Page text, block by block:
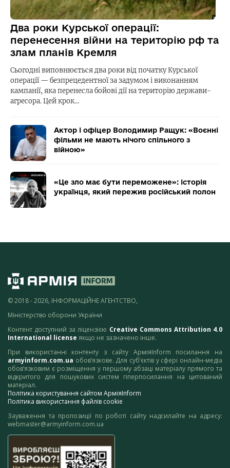
Два роки Курської операції:
перенесення війни на територію рф та
злам планів Кремля
Сьогодні виповнюється два роки від початку Курської
операції — безпрецедентної за задумом і виконанням
кампанії, яка перенесла бойові дії на територію держави-
агресора. Цей крок…
Актор і офіцер Володимир Ращук: «Воєнні
фільми не мають нічого спільного з
війною»
«Це зло має бути переможене»: історія
українця, який пережив російський полон
© 2018 - 2026, ІНФОРМАЦІЙНЕ АГЕНТСТВО,
Міністерство оборони України
Контент доступний за ліцензією Creative Commons Attribution 4.0
International license якщо не зазначено інше.
При використанні контенту з сайту АрміяInform посилання на
armyinform.com.ua обов’язкове. Для суб’єктів у сфері онлайн-медіа
обов’язковим є розміщення у першому абзаці матеріалу прямого та
відкритого для пошукових систем гіперпосилання на цитований
матеріал.
Політика користування сайтом АрміяInform
Політика використання файлів cookie
Зауваження та пропозиції по роботі сайту надсилайте на адресу:
webmaster@armyinform.com.ua